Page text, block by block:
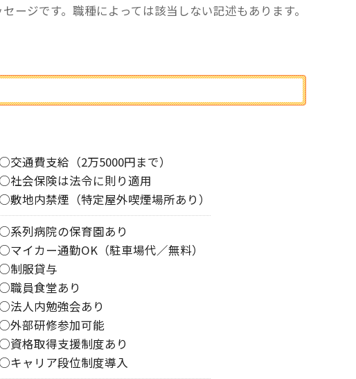
ージです。職種によっては該当しない記述もあります。
○交通費支給（2万5000円まで）
○社会保険は法令に則り適用
○敷地内禁煙（特定屋外喫煙場所あり）
○系列病院の保育園あり
○マイカー通勤OK（駐車場代／無料）
○制服貸与
○職員食堂あり
○法人内勉強会あり
○外部研修参加可能
○資格取得支援制度あり
○キャリア段位制度導入